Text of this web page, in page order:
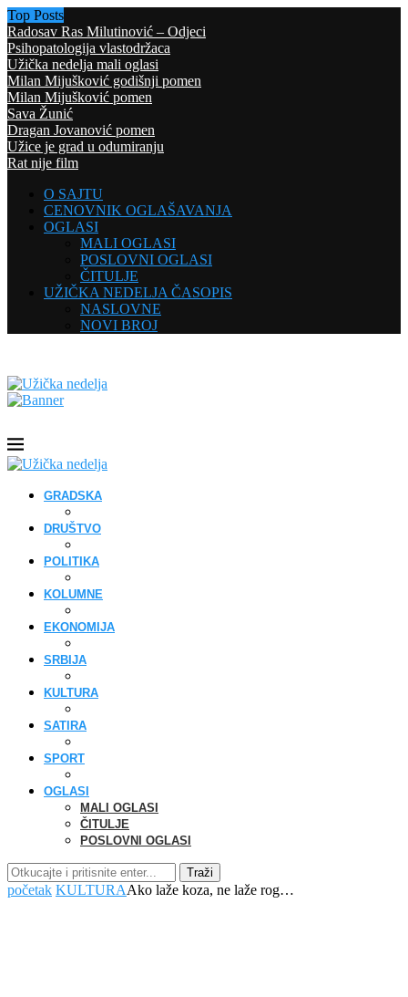
Top Posts
Radosav Ras Milutinović – Odjeci
Psihopatologija vlastodržaca
Užička nedelja mali oglasi
Milan Mijušković godišnji pomen
Milan Mijušković pomen
Sava Žunić
Dragan Jovanović pomen
Užice je grad u odumiranju
Rat nije film
O SAJTU
CENOVNIK OGLAŠAVANJA
OGLASI
MALI OGLASI
POSLOVNI OGLASI
ČITULJE
UŽIČKA NEDELJA ČASOPIS
NASLOVNE
NOVI BROJ
GRADSKA
DRUŠTVO
POLITIKA
KOLUMNE
EKONOMIJA
SRBIJA
KULTURA
SATIRA
SPORT
OGLASI
MALI OGLASI
ČITULJE
POSLOVNI OGLASI
Traži
početak KULTURAAko laže koza, ne laže rog…